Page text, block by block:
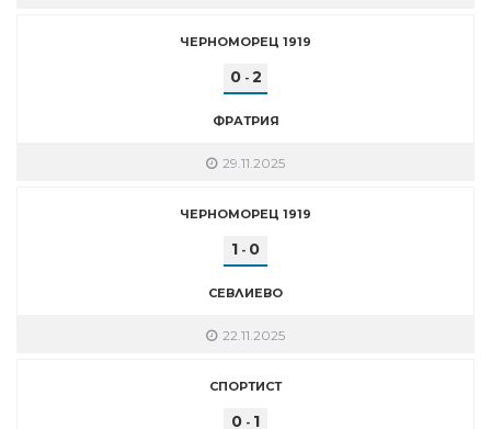
ЧЕРНОМОРЕЦ 1919
0- 2
ФРАТРИЯ
29.11.2025
ЧЕРНОМОРЕЦ 1919
1 - 0
СЕВЛИЕВО
22.11.2025
СПОРТИСТ
0 - 1